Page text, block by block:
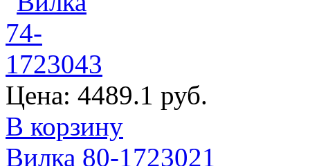
Цена: 4489.1 руб.
В корзину
Вилка 80-1723021